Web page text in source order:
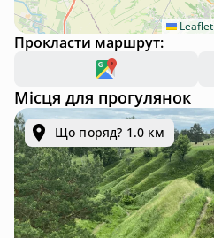
Leaflet
Прокласти маршрут:
Місця для прогулянок
Що поряд? 1.0 км